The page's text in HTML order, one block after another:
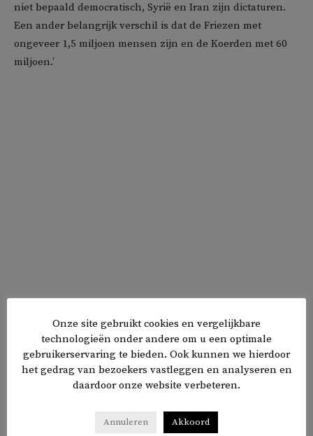
niet bepaald democratisch, Syrië en Iran zijn dictaturen.
Een ander belangrijk verschil is dat de Friezen met
ongeveer 1,5 miljoen mensen zijn en de Koerden met 60
miljoen.’
De Friezen kennen geen PKK-achtige beweging. Is dat
niet ook een kenmerkend verschil?
‘Inderdaad. De Friezen vinden dat niet nodig, ook omdat
ze in democratische landen wonen.’
Wat vindt u eigenlijk van de PKK?
Onze site gebruikt cookies en vergelijkbare
technologieën onder andere om u een optimale
gebruikerservaring te bieden. Ook kunnen we hierdoor
het gedrag van bezoekers vastleggen en analyseren en
daardoor onze website verbeteren.
Annuleren Akkoord